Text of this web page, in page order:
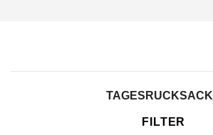
TAGESRUCKSACK
FILTER